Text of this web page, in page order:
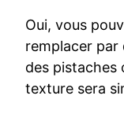
Oui, vous
remplacer par
des pistaches
texture sera